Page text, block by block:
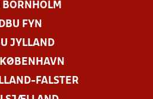
BORNHOLM
DBU FYN
JYLLAND
FALSTER